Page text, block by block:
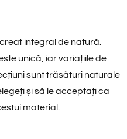
integral de natură.
unică, iar variațiile de
sunt trăsături naturale
și să le acceptați ca
material.